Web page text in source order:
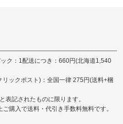
ク：1配送につき：660円(北海道1,540
リックポスト)：全国一律 275円(送料+梱
表記されたものに限ります。
購入で送料・代引き手数料無料です。